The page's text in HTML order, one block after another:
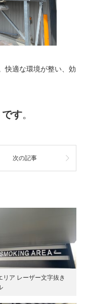
快適な環境が整い、効
す。
次の記事
リア レーザー文字抜き